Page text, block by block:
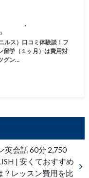
ルス）口コミ体験談！フ
留学（１ヶ月）は費用対
グン…
英会話 60分 2,750
| 安くておすすめ
？レッスン費用を比